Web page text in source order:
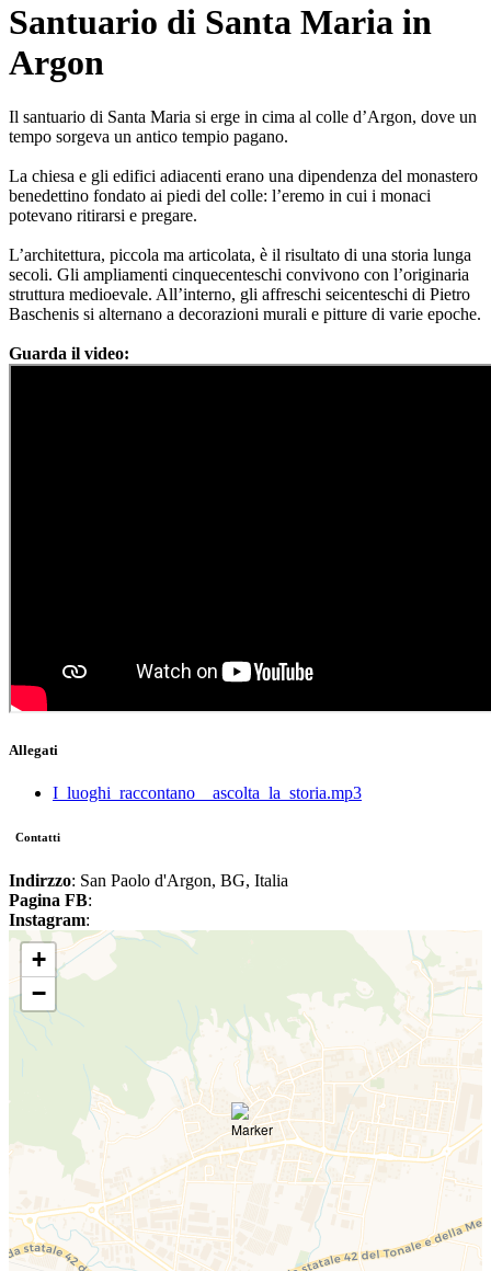
Santuario di Santa Maria in
Argon
Il santuario di Santa Maria si erge in cima al colle d’Argon, dove un
tempo sorgeva un antico tempio pagano.
La chiesa e gli edifici adiacenti erano una dipendenza del monastero
benedettino fondato ai piedi del colle: l’eremo in cui i monaci
potevano ritirarsi e pregare.
L’architettura, piccola ma articolata, è il risultato di una storia lunga
secoli. Gli ampliamenti cinquecenteschi convivono con l’originaria
struttura medioevale. All’interno, gli affreschi seicenteschi di Pietro
Baschenis si alternano a decorazioni murali e pitture di varie epoche.
Guarda il video:
Allegati
I_luoghi_raccontano__ascolta_la_storia.mp3
Contatti
Indirzzo: San Paolo d'Argon, BG, Italia
Pagina FB:
Instagram:
+
−